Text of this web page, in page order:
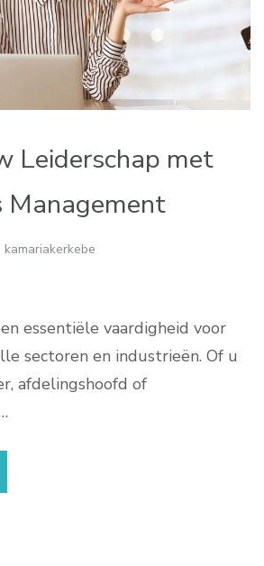
Leiderschap met
Management
kamariakerkebe
essentiële vaardigheid voor
sectoren en industrieën. Of u
afdelingshoofd of